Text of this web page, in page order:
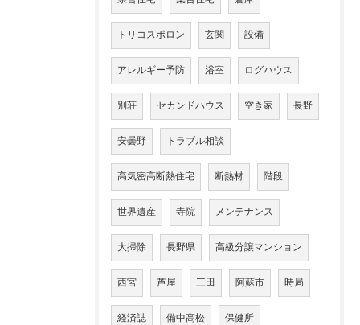
トリコスポロン 玄関 設備
アレルギー予防 浴室 ログハウス
別荘 セカンドハウス 空き家 長野
安曇野 トラブル相談
高気密高断熱住宅 断熱材 階段
世界遺産 寺院 メンテナンス
大掃除 長野県 高級分譲マンション
西宮 芦屋 三田 阿蘇市 時局
経済誌 備中高松 保健所